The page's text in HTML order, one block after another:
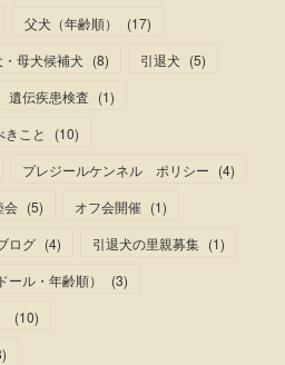
父犬（年齢順） (17)
・母犬候補犬 (8) 引退犬 (5)
遺伝疾患検査 (1)
こと
(10)
プレジールケンネル ポリシー (4)
会 (5) オフ会開催 (1)
ログ (4) 引退犬の里親募集 (1)
ール・年齢順） (3)
(10)
)